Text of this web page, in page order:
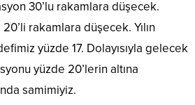
30’lu rakamlara düşecek.
rakamlara düşecek. Yılın
yüzde 17. Dolayısıyla gelecek
yüzde 20’lerin altına
samimiyiz.